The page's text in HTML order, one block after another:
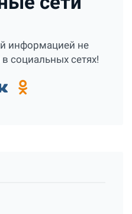
информацией не
социальных сетях!